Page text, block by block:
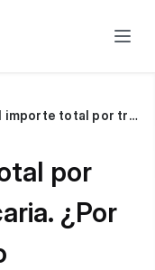
Pagué el importe total por transferencia bancaria. ¿Por qué tengo un saldo pendiente en mi cuenta?
por
¿Por